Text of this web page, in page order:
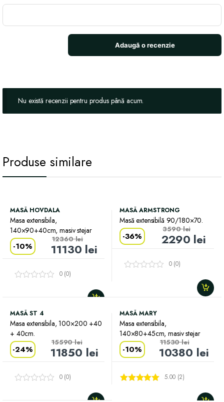
Nu există recenzii pentru produs până acum.
Produse similare
MASĂ HOVDALA
Masa extensibila,
140×90+40cm, masiv stejar
-10% 11130 lei
12360lei
0 (0)
MASĂ ARMSTRONG
Masă extensibilă 90/180×70.
-36% 2290 lei
3590lei
0 (0)
MASĂ ST 4
Masa extensibila, 100×200 +40
+ 40cm.
-24% 11850 lei
15590lei
0 (0)
MASĂ MARY
Masa extensibila,
140×80+45cm, masiv stejar
-10% 10380 lei
11530lei
5.00 (2)